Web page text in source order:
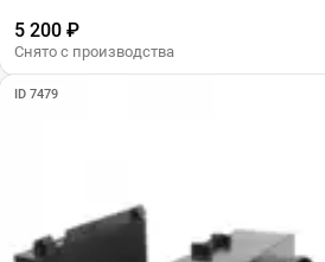
5 200 ₽
Снято с производства
ID 7479